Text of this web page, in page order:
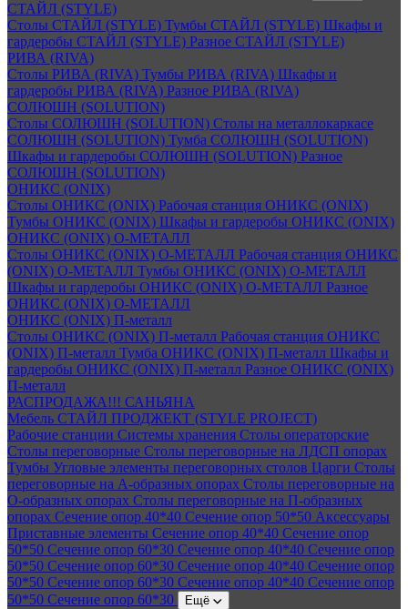
СТАЙЛ (STYLE)
Столы СТАЙЛ (STYLE) Тумбы СТАЙЛ (STYLE) Шкафы и
гардеробы СТАЙЛ (STYLE) Разное СТАЙЛ (STYLE)
РИВА (RIVA)
Столы РИВА (RIVA) Тумбы РИВА (RIVA) Шкафы и
гардеробы РИВА (RIVA) Разное РИВА (RIVA)
СОЛЮШН (SOLUTION)
Столы СОЛЮШН (SOLUTION) Столы на металлокаркасе
СОЛЮШН (SOLUTION) Тумба СОЛЮШН (SOLUTION)
Шкафы и гардеробы СОЛЮШН (SOLUTION) Разное
СОЛЮШН (SOLUTION)
ОНИКС (ONIX)
Столы ОНИКС (ONIX) Рабочая станция ОНИКС (ONIX)
Тумбы ОНИКС (ONIX) Шкафы и гардеробы ОНИКС (ONIX)
ОНИКС (ONIX) O-МЕТАЛЛ
Столы ОНИКС (ONIX) O-МЕТАЛЛ Рабочая станция ОНИКС
(ONIX) O-МЕТАЛЛ Тумбы ОНИКС (ONIX) O-МЕТАЛЛ
Шкафы и гардеробы ОНИКС (ONIX) O-МЕТАЛЛ Разное
ОНИКС (ONIX) O-МЕТАЛЛ
ОНИКС (ONIX) П-металл
Столы ОНИКС (ONIX) П-металл Рабочая станция ОНИКС
(ONIX) П-металл Тумба ОНИКС (ONIX) П-металл Шкафы и
гардеробы ОНИКС (ONIX) П-металл Разное ОНИКС (ONIX)
П-металл
РАСПРОДАЖА!!! САНЬЯНА
Мебель СТАЙЛ ПРОДЖЕКТ (STYLE PROJECT)
Рабочие станции Системы хранения Столы операторские
Столы переговорные Столы переговорные на ЛДСП опорах
Тумбы Угловые элементы переговорных столов Царги Столы
переговорные на А-образных опорах Столы переговорные на
О-образных опорах Столы переговорные на П-образных
опорах Сечение опор 40*40 Сечение опор 50*50 Аксессуары
Приставные элементы Сечение опор 40*40 Сечение опор
50*50 Сечение опор 60*30 Сечение опор 40*40 Сечение опор
50*50 Сечение опор 60*30 Сечение опор 40*40 Сечение опор
50*50 Сечение опор 60*30 Сечение опор 40*40 Сечение опор
50*50 Сечение опор 60*30 Ещё